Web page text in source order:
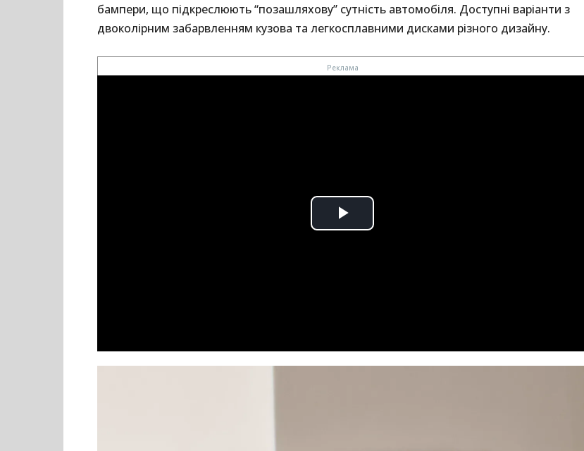
бампери, що підкреслюють “позашляхову” сутність автомобіля. Доступні варіанти з
двоколірним забарвленням кузова та легкосплавними дисками різного дизайну.